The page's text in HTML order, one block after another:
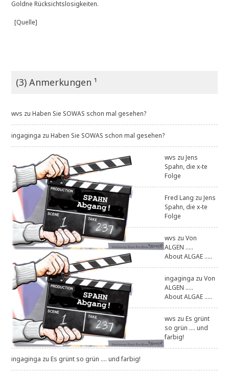
h
g
i
g
Goldne Rücksichtslosigkeiten.
[Quelle]
(3) Anmerkungen ¹
wvs zuHaben Sie SOWAS schon mal gesehen?
ingaginga zuHaben Sie SOWAS schon mal gesehen?
wvs zuJens
Spahn, die x-te
Folge
Fred Lang zuJens
Spahn, die x-te
Folge
wvs zuVon
ALGEN .....
About ALGAE .....
ingaginga zuVon
ALGEN .....
About ALGAE .....
wvs zuEs grünt
so grün .... und
farbig!
ingaginga zuEs grünt so grün .... und farbig!